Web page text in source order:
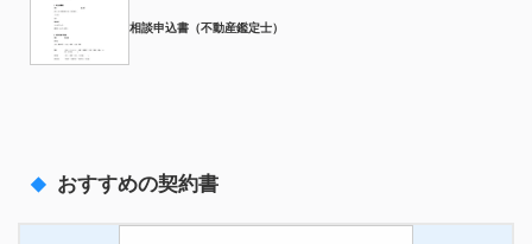
相談申込書（不動産鑑定士）
おすすめの契約書